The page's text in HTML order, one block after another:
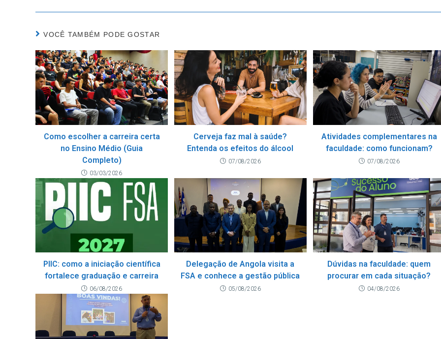
VOCÊ TAMBÉM PODE GOSTAR
Como escolher a carreira certa
no Ensino Médio (Guia
Completo)
03/03/2026
Cerveja faz mal à saúde?
Entenda os efeitos do álcool
07/08/2026
Atividades complementares na
faculdade: como funcionam?
07/08/2026
PIIC: como a iniciação científica
fortalece graduação e carreira
06/08/2026
Delegação de Angola visita a
FSA e conhece a gestão pública
05/08/2026
Dúvidas na faculdade: quem
procurar em cada situação?
04/08/2026